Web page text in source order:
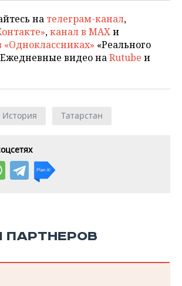
на телеграм-канал,
,канал в MAXи
«Одноклассниках» «Реального
видео наRutube и
История Татарстан
ПАРТНЕРОВ